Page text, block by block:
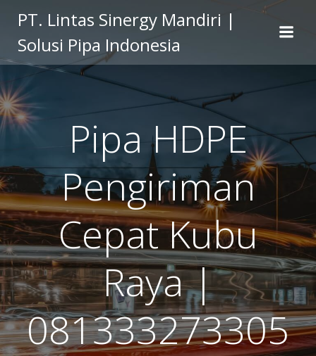
to
content
PT. Lintas Sinergy Mandiri |
Solusi Pipa Indonesia
Pipa HDPE
Pengiriman
Cepat Kubu
Raya |
081333273305